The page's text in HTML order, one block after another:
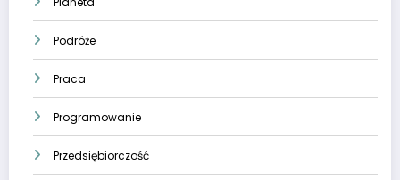
Podróże
Praca
Programowanie
Przedsiębiorczość